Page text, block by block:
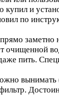
купил и
по
заметно
очищенной
пить.
вынимать